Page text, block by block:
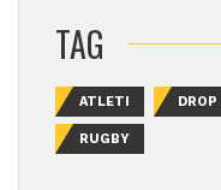
TAG
ATLETI DROP
RUGBY